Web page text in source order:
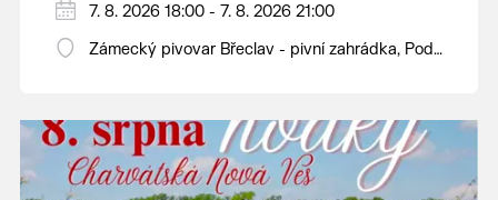
7. 8. 2026 18:00 - 7. 8. 2026 21:00
Zámecký pivovar Břeclav - pivní zahrádka, Pod